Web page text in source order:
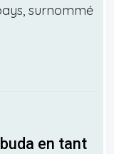
surnommé
en tant